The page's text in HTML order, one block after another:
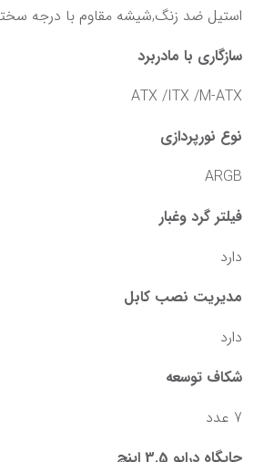
استیل ضد زنگ,شیشه مقاوم با درجه
سازگاری با مادربرد
ATX /ITX /M-ATX
نوع نورپردازی
ARGB
فیلتر گرد وغبار
دارد
مدیریت نصب کابل
دارد
شکاف توسعه
7 عدد